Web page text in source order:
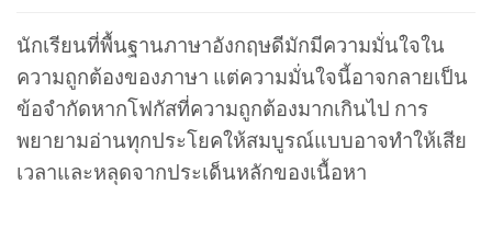
นักเรียนที่พื้นฐานภาษาอังกฤษดีมักมีความมั่นใจใน
ความถูกต้องของภาษา แต่ความมั่นใจนี้อาจกลายเป็น
ข้อจำกัดหากโฟกัสที่ความถูกต้องมากเกินไป การ
พยายามอ่านทุกประโยคให้สมบูรณ์แบบอาจทำให้เสีย
เวลาและหลุดจากประเด็นหลักของเนื้อหา